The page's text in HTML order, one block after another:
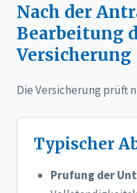
Nach der
Bearbeitung
Versicherung
Die Versicherung prüft
Typischer
Prufung der